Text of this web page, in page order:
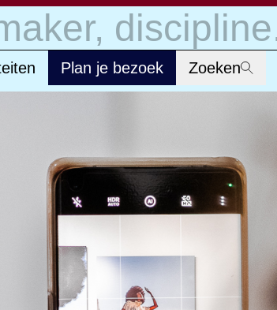
Welkom bij Fotomuseum
Plan je bezoek Zoeken